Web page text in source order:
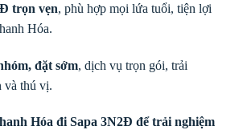
trọn vẹn, phù hợp mọi lứa tuổi, tiện lợi
Hóa.
đặt sớm, dịch vụ trọn gói, trải
và thú vị.
Hóa đi Sapa 3N2Đ để trải nghiệm